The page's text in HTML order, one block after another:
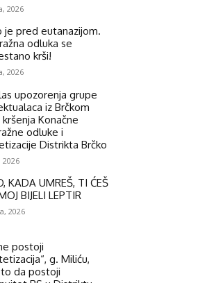
2026
je pred eutanazijom.
odluka se
krši!
2026
upozorenja grupe
iz Brčkom
Konačne
odluke i
Distrikta Brčko
2026
KADA UMREŠ, TI ĆEŠ
BIJELI LEPTIR
2026
postoji
g. Miliću,
da postoji